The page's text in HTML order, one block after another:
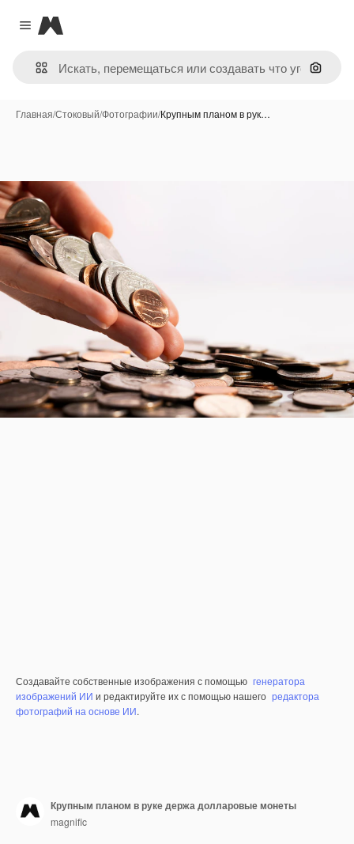
Close menu
Magnific
Поиск
Главная/Стоковый/Фотографии/Крупным планом в рук…
Создавайте собственные изображения с помощью генератора
изображений ИИ и редактируйте их с помощью нашего редактора
фотографий на основе ИИ.
Крупным планом в руке держа долларовые монеты
magnific